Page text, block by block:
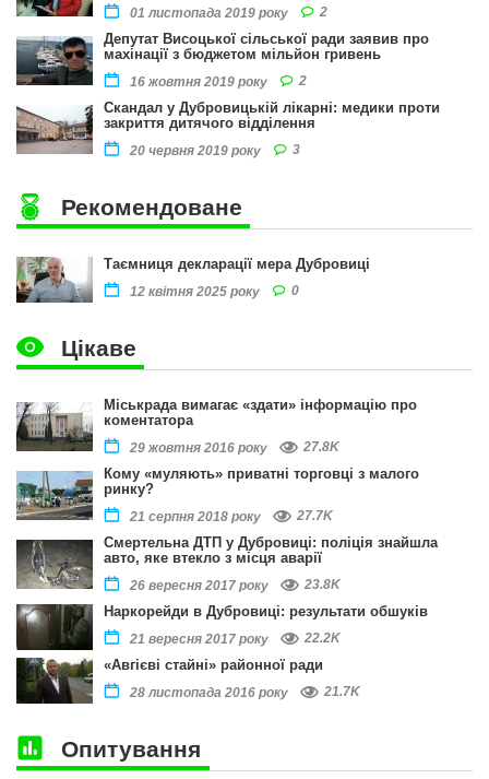
01 листопада 2019 року 2
Депутат Висоцької сільської ради заявив про
махінації з бюджетом мільйон гривень
16 жовтня 2019 року 2
Скандал у Дубровицькій лікарні: медики проти
закриття дитячого відділення
20 червня 2019 року 3
Рекомендоване
Таємниця декларації мера Дубровиці
12 квітня 2025 року 0
Цікаве
Міськрада вимагає «здати» інформацію про
коментатора
29 жовтня 2016 року 27.8K
Кому «муляють» приватні торговці з малого
ринку?
21 серпня 2018 року 27.7K
Смертельна ДТП у Дубровиці: поліція знайшла
авто, яке втекло з місця аварії
26 вересня 2017 року 23.8K
Наркорейди в Дубровиці: результати обшуків
21 вересня 2017 року 22.2K
«Авгієві стайні» районної ради
28 листопада 2016 року 21.7K
Опитування